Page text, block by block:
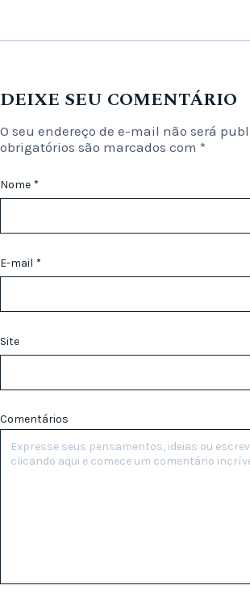
DEIXE SEU COMENTÁRIO
O seu endereço de e-mail não será
obrigatórios são marcados com *
Nome *
E-mail *
Site
Comentários